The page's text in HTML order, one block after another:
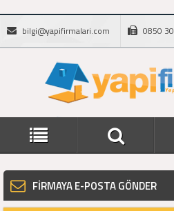
bilgi@yapifirmalari.com 0850
FİRMAYA E-POSTA GÖNDER